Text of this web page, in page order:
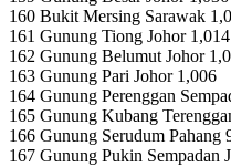
160 Bukit Mersing Sarawak
161 Gunung Tiong Johor 1,014
162 Gunung Belumut Johor
163 Gunung Pari Johor 1,006
164 Gunung Perenggan
165 Gunung Kubang
166 Gunung Serudum Pahang
167 Gunung Pukin Sempadan